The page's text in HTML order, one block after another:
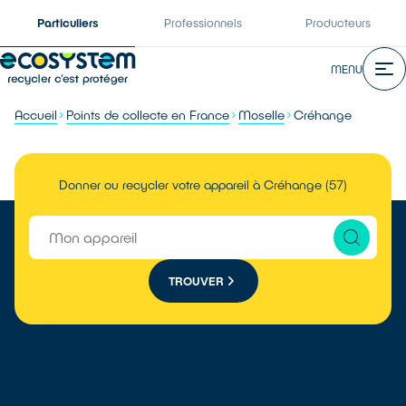
Particuliers Professionnels Producteurs
MENU
Accueil Points de collecte en France Moselle Créhange
Donner ou recycler votre appareil à Créhange (57)
TROUVER